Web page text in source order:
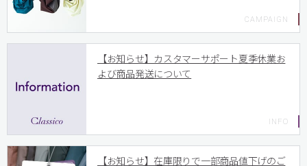
【お知らせ】カスタマーサポート夏季休業お
よび商品発送について
【お知らせ】在庫限りで一部商品値下げのご